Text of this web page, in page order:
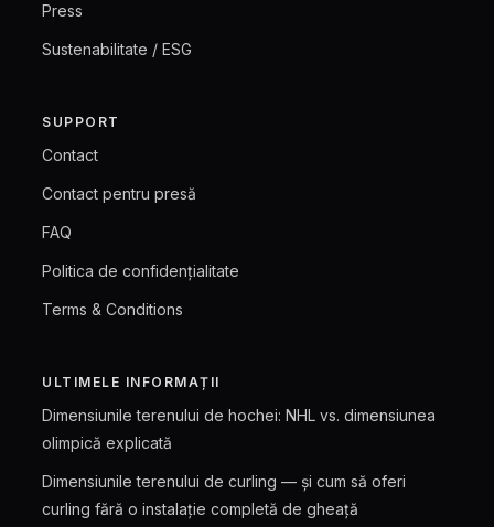
Press
Sustenabilitate / ESG
SUPPORT
Contact
Contact pentru presă
FAQ
Politica de confidențialitate
Terms & Conditions
ULTIMELE INFORMAȚII
Dimensiunile terenului de hochei: NHL vs. dimensiunea
olimpică explicată
Dimensiunile terenului de curling — și cum să oferi
curling fără o instalație completă de gheață